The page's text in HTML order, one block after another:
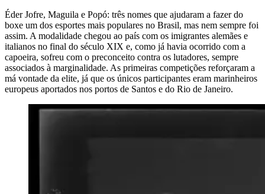
Éder Jofre, Maguila e Popó: três nomes que ajudaram a fazer do
boxe um dos esportes mais populares no Brasil, mas nem sempre foi
assim. A modalidade chegou ao país com os imigrantes alemães e
italianos no final do século XIX e, como já havia ocorrido com a
capoeira, sofreu com o preconceito contra os lutadores, sempre
associados à marginalidade. As primeiras competições reforçaram a
má vontade da elite, já que os únicos participantes eram marinheiros
europeus aportados nos portos de Santos e do Rio de Janeiro.